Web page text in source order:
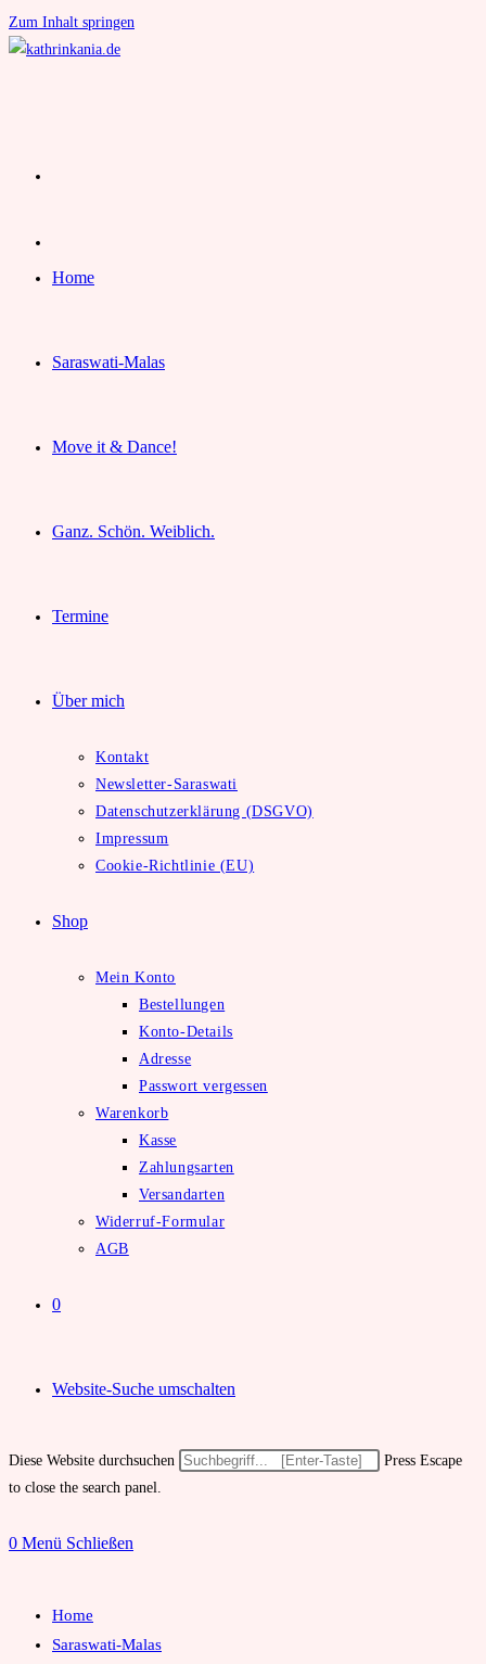
Zum Inhalt springen
Home
Saraswati-Malas
Move it & Dance!
Ganz. Schön. Weiblich.
Termine
Über mich
Kontakt
Newsletter-Saraswati
Datenschutzerklärung (DSGVO)
Impressum
Cookie-Richtlinie (EU)
Shop
Mein Konto
Bestellungen
Konto-Details
Adresse
Passwort vergessen
Warenkorb
Kasse
Zahlungsarten
Versandarten
Widerruf-Formular
AGB
0
Website-Suche umschalten
Diese Website durchsuchen
Press Escape
to close the search panel.
0 Menü Schließen
Home
Saraswati-Malas